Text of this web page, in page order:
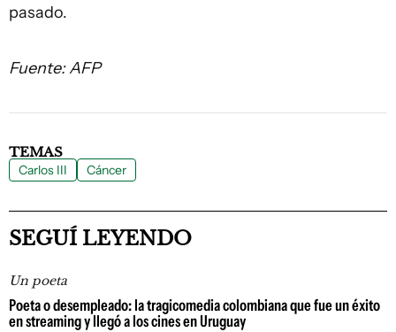
pasado.
Fuente: AFP
TEMAS
Carlos III Cáncer
SEGUÍ LEYENDO
Un poeta
Poeta o desempleado: la tragicomedia colombiana que fue un éxito
en streaming y llegó a los cines en Uruguay